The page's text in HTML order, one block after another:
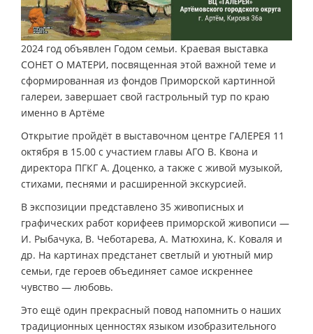
2024 год объявлен Годом семьи. Краевая выставка
СОНЕТ О МАТЕРИ, посвященная этой важной теме и
сформированная из фондов Приморской картинной
галереи, завершает свой гастрольный тур по краю
именно в Артёме
Открытие пройдёт в выставочном центре ГАЛЕРЕЯ 11
октября в 15.00 с участием главы АГО В. Квона и
директора ПГКГ А. Доценко, а также с живой музыкой,
стихами, песнями и расширенной экскурсией.
В экспозиции представлено 35 живописных и
графических работ корифеев приморской живописи —
И. Рыбачука, В. Чеботарева, А. Матюхина, К. Коваля и
др. На картинах предстанет светлый и уютный мир
семьи, где героев объединяет самое искреннее
чувство — любовь.
Это ещё один прекрасный повод напомнить о наших
традиционных ценностях языком изобразительного